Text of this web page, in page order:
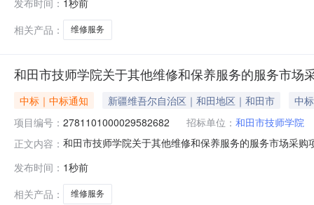
（元）:项目所在行政区划编码:654002项目所在行政区
相关产品：
维修服务
和田市技师学院关于其他维修和保养服务的服务市场
中标｜中标通知 新疆维吾尔自治区｜和田地区｜和田市
中
项目编号： 2781101000029582682 招标单位： 和田市技师学院
正文内容： 和田市技师学院关于其他维修和保养服务的服务市场采
区划编码:653201项目所在行政区划名称:新疆维吾尔自
发布时间： 1秒前
相关产品：
维修服务